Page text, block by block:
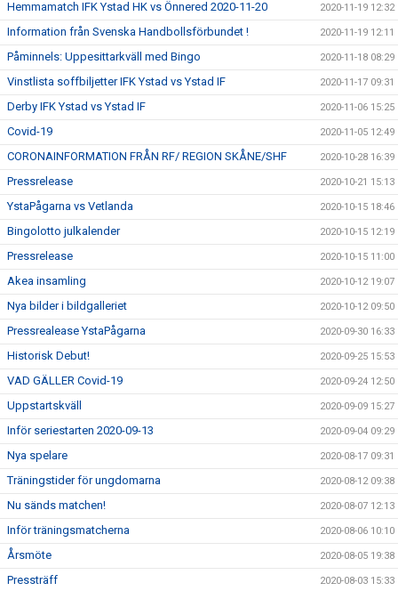
Hemmamatch IFK Ystad HK vs Önnered 2020-11-20 2020-11-19 12:32
Information från Svenska Handbollsförbundet ! 2020-11-19 12:11
Påminnels: Uppesittarkväll med Bingo 2020-11-18 08:29
Vinstlista soffbiljetter IFK Ystad vs Ystad IF 2020-11-17 09:31
Derby IFK Ystad vs Ystad IF 2020-11-06 15:25
Covid-19 2020-11-05 12:49
CORONAINFORMATION FRÅN RF/ REGION SKÅNE/SHF 2020-10-28 16:39
Pressrelease 2020-10-21 15:13
YstaPågarna vs Vetlanda 2020-10-15 18:46
Bingolotto julkalender 2020-10-15 12:19
Pressrelease 2020-10-15 11:00
Akea insamling 2020-10-12 19:07
Nya bilder i bildgalleriet 2020-10-12 09:50
Pressrealease YstaPågarna 2020-09-30 16:33
Historisk Debut! 2020-09-25 15:53
VAD GÄLLER Covid-19 2020-09-24 12:50
Uppstartskväll 2020-09-09 15:27
Inför seriestarten 2020-09-13 2020-09-04 09:29
Nya spelare 2020-08-17 09:31
Träningstider för ungdomarna 2020-08-12 09:38
Nu sänds matchen! 2020-08-07 12:13
Inför träningsmatcherna 2020-08-06 10:10
Årsmöte 2020-08-05 19:38
Pressträff 2020-08-03 15:33